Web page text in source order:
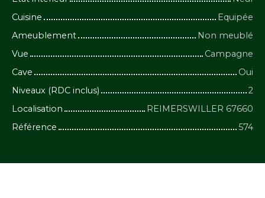
Cuisine
Equipée
Ameublement
Non meublé
Vue
Campagne
Cave
Oui
Niveaux (RDC inclus)
2
Localisation
REIMERSWILLER 67660
Référence
574